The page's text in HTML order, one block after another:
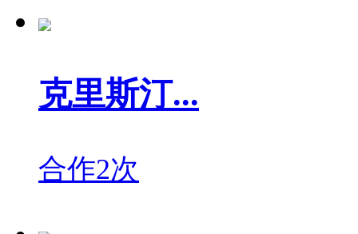
克里斯汀...
合作2次